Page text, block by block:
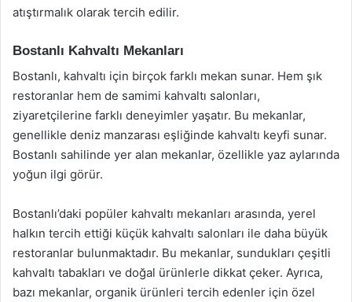
atıştırmalık olarak tercih edilir.
Bostanlı Kahvaltı Mekanları
Bostanlı, kahvaltı için birçok farklı mekan sunar. Hem şık
restoranlar hem de samimi kahvaltı salonları,
ziyaretçilerine farklı deneyimler yaşatır. Bu mekanlar,
genellikle deniz manzarası eşliğinde kahvaltı keyfi sunar.
Bostanlı sahilinde yer alan mekanlar, özellikle yaz aylarında
yoğun ilgi görür.
Bostanlı’daki popüler kahvaltı mekanları arasında, yerel
halkın tercih ettiği küçük kahvaltı salonları ile daha büyük
restoranlar bulunmaktadır. Bu mekanlar, sundukları çeşitli
kahvaltı tabakları ve doğal ürünlerle dikkat çeker. Ayrıca,
bazı mekanlar, organik ürünleri tercih edenler için özel